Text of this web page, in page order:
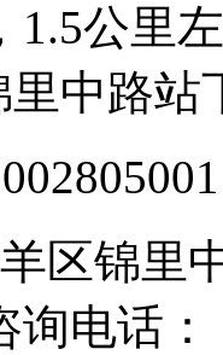
公里
里中路站
区锦里
电话：